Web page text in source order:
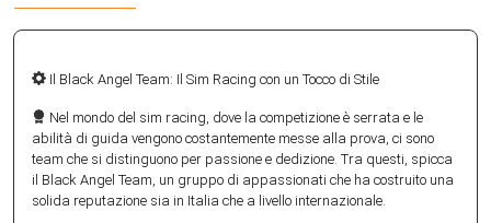
Il Black Angel Team: Il Sim Racing con un Tocco di Stile
Nel mondo del sim racing, dove la competizione è serrata e le
abilità di guida vengono costantemente messe alla prova, ci sono
team che si distinguono per passione e dedizione. Tra questi, spicca
il Black Angel Team, un gruppo di appassionati che ha costruito una
solida reputazione sia in Italia che a livello internazionale.